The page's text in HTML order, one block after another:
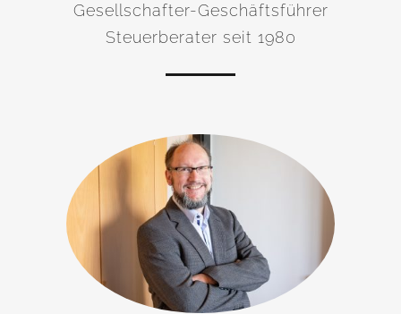
Gesellschafter-Geschäftsführer
Steuerberater seit 1980